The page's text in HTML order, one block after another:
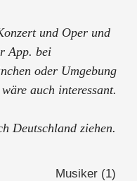
und Oper und
App. bei
oder Umgebung
auch interessant.
Deutschland ziehen.
ist möglich.
Musiker (1)